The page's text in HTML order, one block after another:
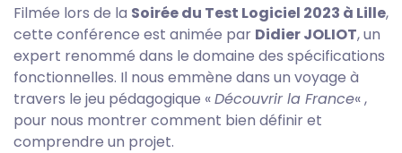
Filmée lors de la Soirée du Test Logiciel 2023 à Lille,
cette conférence est animée par Didier JOLIOT, un
expert renommé dans le domaine des spécifications
fonctionnelles. Il nous emmène dans un voyage à
travers le jeu pédagogique «Découvrir la France« ,
pour nous montrer comment bien définir et
comprendre un projet.